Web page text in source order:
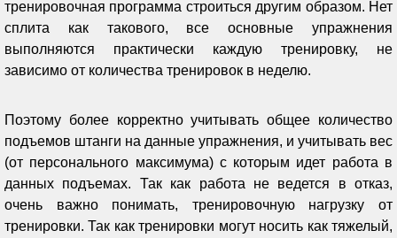
тренировочная программа строиться другим образом. Нет
сплита как такового, все основные упражнения
выполняются практически каждую тренировку, не
зависимо от количества тренировок в неделю.
Поэтому более корректно учитывать общее количество
подъемов штанги на данные упражнения, и учитывать вес
(от персонального максимума) с которым идет работа в
данных подъемах. Так как работа не ведется в отказ,
очень важно понимать, тренировочную нагрузку от
тренировки. Так как тренировки могут носить как тяжелый,